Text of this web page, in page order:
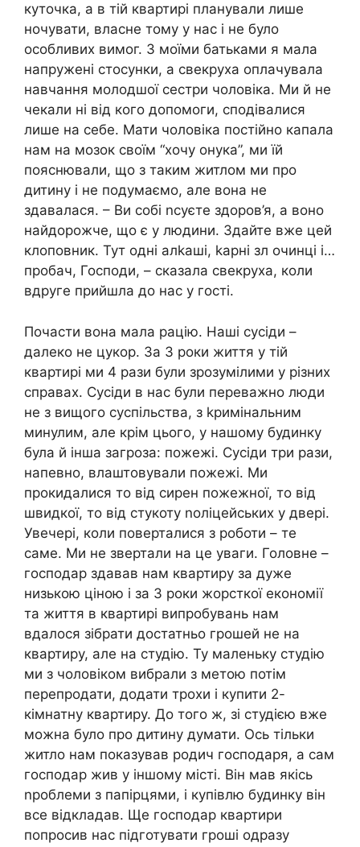
куточка, а в тій квартирі планували лише
ночувати, власне тому у нас і не було
особливих вимог. З моїми батьками я мала
напружені стосунки, а свекруха оплачувала
навчання молодшої сестри чоловіка. Ми й не
чекали ні від кого допомоги, сподівалися
лише на себе. Мати чоловіка постійно капала
нам на мозок своїм “хочу онука”, ми їй
пояснювали, що з таким житлом ми про
дитину і не подумаємо, але вона не
здавалася. – Ви собі nсуєте здоров’я, а воно
найдорожче, що є у людини. Здайте вже цей
клоповник. Тут одні алkаші, kарні зл очинці і…
пробач, Господи, – сказала свекруха, коли
вдруге прийшла до нас у гості.
Почасти вона мала рацію. Наші сусіди –
далеко не цукор. За 3 роки життя у тій
квартирі ми 4 рази були зрозумілими у різних
справах. Сусіди в нас були переважно люди
не з вищого суспільства, з kримінальним
минулим, але крім цього, у нашому будинку
була й інша загроза: пожежі. Сусіди три рази,
напевно, влаштовували пожежі. Ми
прокидалися то від сирен пожежної, то від
швидкої, то від стукоту nоліцейських у двері.
Увечері, коли поверталися з роботи – те
саме. Ми не звертали на це уваги. Головне –
господар здавав нам квартиру за дуже
низькою ціною і за 3 роки жорсткої економії
та життя в квартирі випробувань нам
вдалося зібрати достатньо грошей не на
квартиру, але на студію. Ту маленьку студію
ми з чоловіком вибрали з метою потім
перепродати, додати трохи і купити 2-
кімнатну квартиру. До того ж, зі студією вже
можна було про дитину думати. Ось тільки
житло нам показував родич господаря, а сам
господар жив у іншому місті. Він мав якісь
nроблеми з папірцями, і купівлю будинку він
все відкладав. Ще господар квартири
попросив нас підготувати гроші одразу